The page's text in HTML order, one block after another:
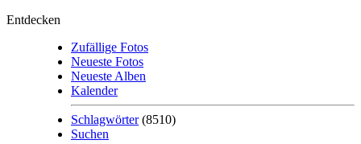
Entdecken
Zufällige Fotos
Neueste Fotos
Neueste Alben
Kalender
Schlagwörter(8510)
Suchen